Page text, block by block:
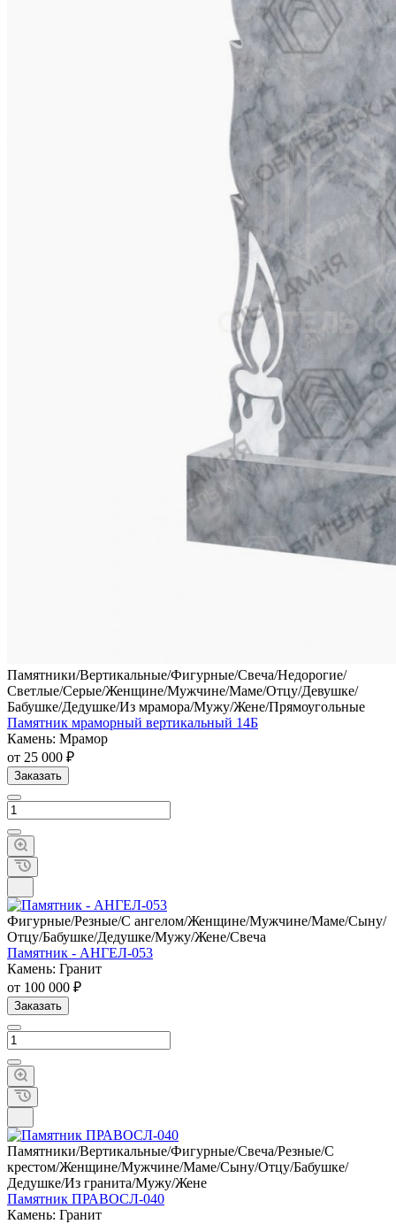
Памятники/Вертикальные/Фигурные/Свеча/Недорогие/
Светлые/Серые/Женщине/Мужчине/Маме/Отцу/Девушке/
Бабушке/Дедушке/Из мрамора/Мужу/Жене/Прямоугольные
Памятник мраморный вертикальный 14Б
Камень: Мрамор
от 25 000 ₽
Заказать
Фигурные/Резные/С ангелом/Женщине/Мужчине/Маме/Сыну/
Отцу/Бабушке/Дедушке/Мужу/Жене/Свеча
Памятник - АНГЕЛ-053
Камень: Гранит
от 100 000 ₽
Заказать
Памятники/Вертикальные/Фигурные/Свеча/Резные/С
крестом/Женщине/Мужчине/Маме/Сыну/Отцу/Бабушке/
Дедушке/Из гранита/Мужу/Жене
Памятник ПРАВОСЛ-040
Камень: Гранит